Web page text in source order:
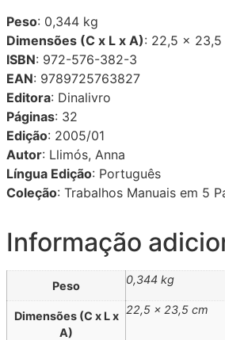
Peso: 0,344 kg
Dimensões (C x L x A): 22,5 × 23,5
ISBN: 972-576-382-3
EAN: 9789725763827
Editora: Dinalivro
Páginas: 32
Edição: 2005/01
Autor: Llimós, Anna
Língua Edição: Português
Coleção: Trabalhos Manuais em 5
Informação
Peso 0,344 kg
Dimensões (C x L x
A)
22,5 × 23,5 cm